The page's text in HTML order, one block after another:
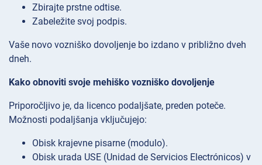
Zbirajte prstne odtise.
Zabeležite svoj podpis.
Vaše novo vozniško dovoljenje bo izdano v približno dveh
dneh.
Kako obnoviti svoje mehiško vozniško dovoljenje
Priporočljivo je, da licenco podaljšate, preden poteče.
Možnosti podaljšanja vključujejo:
Obisk krajevne pisarne (modulo).
Obisk urada USE (Unidad de Servicios Electrónicos) v